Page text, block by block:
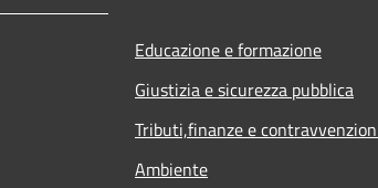
Educazione e formazione
Giustizia e sicurezza pubblica
Tributi,finanze e
Ambiente